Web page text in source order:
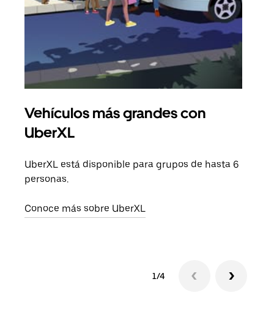
Vehículos más grandes con
UberXL
UberXL está disponible para grupos de hasta 6
personas.
Conoce más sobre UberXL
1/4